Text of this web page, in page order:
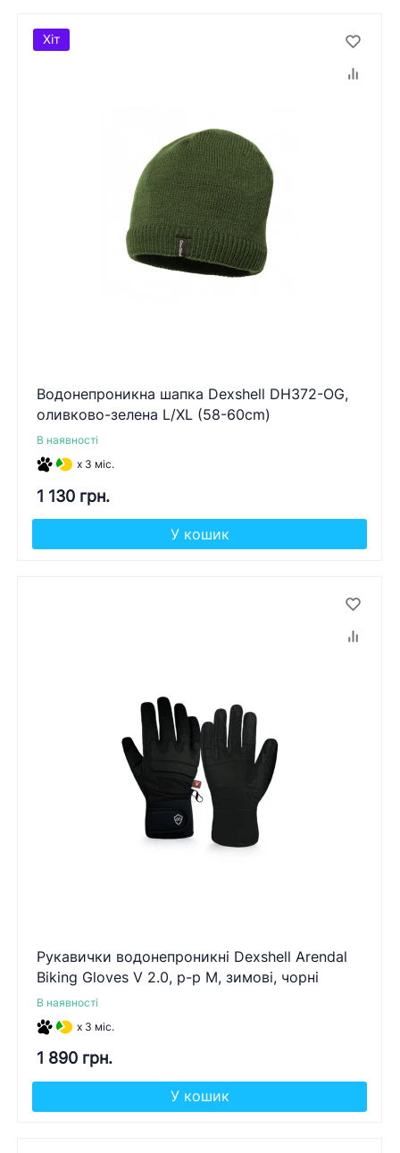
Водонепроникна шапка Dexshell DH372-OG,
оливково-зелена L/XL (58-60cm)
В наявності
x 3 міс.
1 130 грн.
У кошик
Хіт
Рукавички водонепроникні Dexshell Arendal
Biking Gloves V 2.0, p-p M, зимові, чорні
В наявності
x 3 міс.
1 890 грн.
У кошик